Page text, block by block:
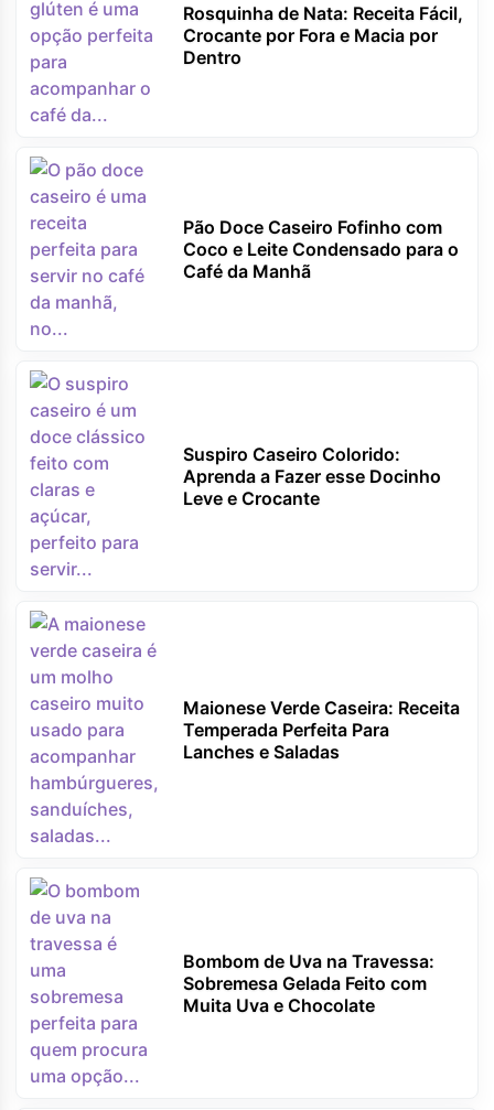
Rosquinha de Nata: Receita Fácil,
Crocante por Fora e Macia por
Dentro
Pão Doce Caseiro Fofinho com
Coco e Leite Condensado para o
Café da Manhã
Suspiro Caseiro Colorido:
Aprenda a Fazer esse Docinho
Leve e Crocante
Maionese Verde Caseira: Receita
Temperada Perfeita Para
Lanches e Saladas
Bombom de Uva na Travessa:
Sobremesa Gelada Feito com
Muita Uva e Chocolate